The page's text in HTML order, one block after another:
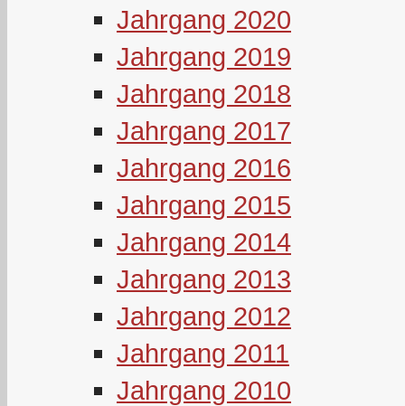
Jahrgang 2020
Jahrgang 2019
Jahrgang 2018
Jahrgang 2017
Jahrgang 2016
Jahrgang 2015
Jahrgang 2014
Jahrgang 2013
Jahrgang 2012
Jahrgang 2011
Jahrgang 2010